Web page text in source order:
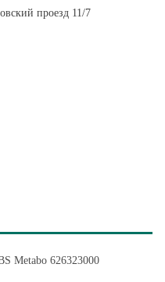
проезд 11/7
Metabo 626323000